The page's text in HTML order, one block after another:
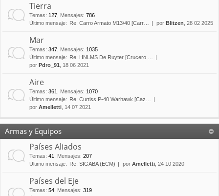
Tierra
Temas: 127 Mensajes: 786
Último mensaje:
Re: Carro Armato M13/40 [Carr… por Blitzen , 28 02 2025
Mar
Temas: 347 Mensajes: 1035
Último mensaje:
Re: HNLMS De Ruyter [Crucero …
por Pdro_91 , 18 06 2021
Aire
Temas: 361 Mensajes: 1070
Último mensaje:
Re: Curtiss P-40 Warhawk [Caz…
por Amelletti , 14 07 2021
Armas y Equipos
Países Aliados
Temas: 41 Mensajes: 207
Último mensaje:
Re: SIGABA (ECM) por Amelletti , 24 10 2020
Países del Eje
Temas: 54 Mensajes: 319